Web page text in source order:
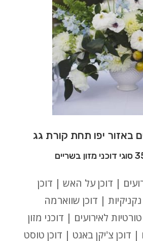
באזור יפו תחת קורת גג
בחרו מתוך מעל 35 סוגי דוכני מזון בשריים
| דוכן על האש | דוכן
| דוכן שווארמה
לאירועים | דוכני מזון
| דוכן צ'יקן באגט | דוכן טוסט